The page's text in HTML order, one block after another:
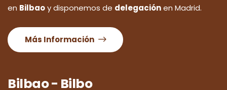
en Bilbaoy disponemos de delegaciónen Madrid.
Más Información
Bilbao - Bilbo